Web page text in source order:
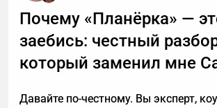
важный разговор, например, ждете
расскажу, почему стоит
звонки мне.
Почему «Планёрка» —
заебись: честный
который заменил мне
Давайте по-честному. Вы эксперт,